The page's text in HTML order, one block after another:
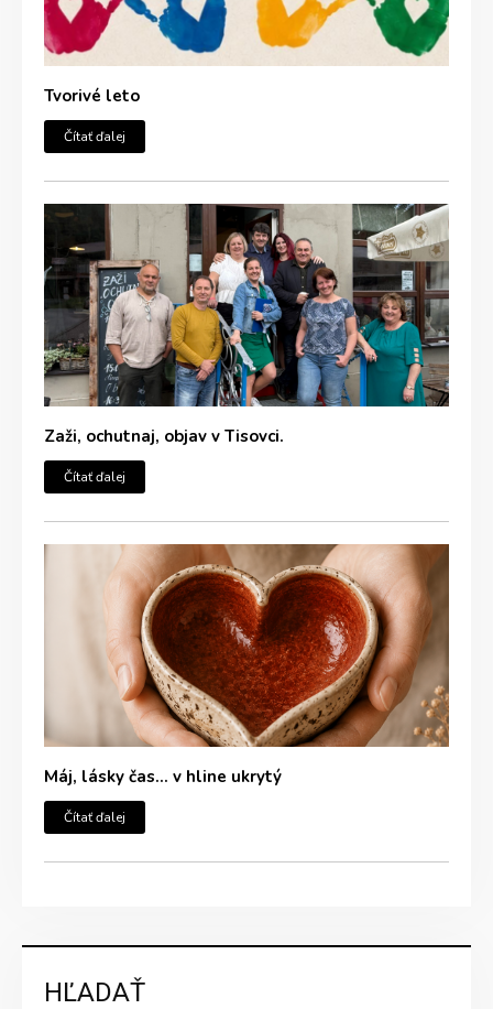
Tvorivé leto
Čítať ďalej
Zaži, ochutnaj, objav v Tisovci.
Čítať ďalej
Máj, lásky čas… v hline ukrytý
Čítať ďalej
HĽADAŤ